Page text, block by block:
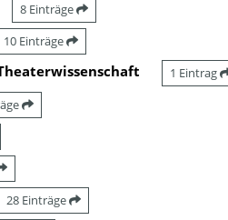
8 Einträge
10 Einträge
1 Eintrag
28 Einträge